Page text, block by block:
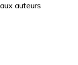
auteurs